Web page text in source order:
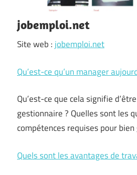
jobemploi.net
Site web : jobemploi.net
Qu’est-ce qu’un manager
Qu’est-ce que cela signifie
gestionnaire ? Quelles sont les
compétences requises pour bien
Quels sont les avantages de